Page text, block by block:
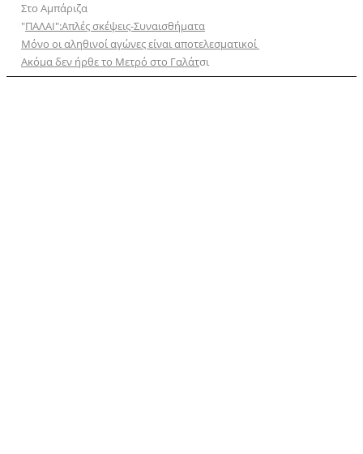
Στο Αμπάριζα
"ΠΑΛΑΙ":Απλές σκέψεις-Συναισθήματα
Μόνο οι αληθινοί αγώνες είναι αποτελεσματικοί
Ακόμα δεν ήρθε το Μετρό στο Γαλάτσι